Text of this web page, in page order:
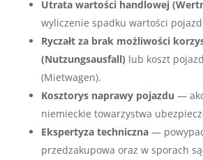
Utrata wartości handlowej
wyliczenie spadku wartości
Ryczałt za brak możliwości
(Nutzungsausfall) lub koszt
(Mietwagen).
Kosztorys naprawy pojazdu —
niemieckie towarzystwa
Ekspertyza techniczna—
przedzakupowa oraz w sporach